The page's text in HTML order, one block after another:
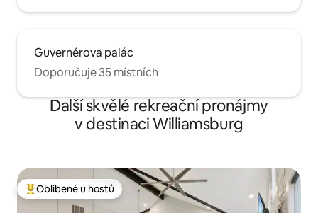
Guvernérova palác
Doporučuje 35 místních
Další skvělé rekreační pronájmy
v destinaci Williamsburg
Nejlepší v kategorii Oblíbené u hostů
Oblíbené u hostů